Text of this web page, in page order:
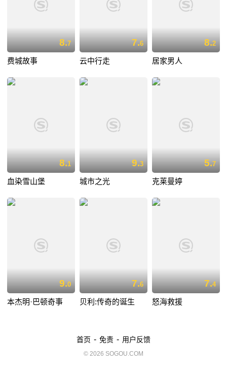
8.7
费城故事
7.6
云中行走
8.2
居家男人
8.1
血染雪山堡
9.3
城市之光
5.7
克莱曼婷
9.0
本杰明·巴顿奇事
7.6
贝利:传奇的诞生
7.4
怒海救援
首页 - 免责 - 用户反馈
© 2026 SOGOU.COM